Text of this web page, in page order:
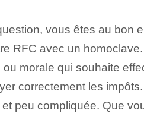
vous êtes au bon
RFC avec un
morale qui souhaite
correctement les
peu compliquée. Que